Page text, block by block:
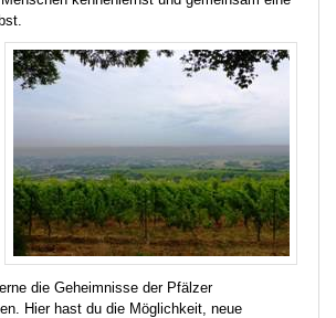
die Geheimnisse der Pfälzer
Hier hast du die Möglichkeit, neue